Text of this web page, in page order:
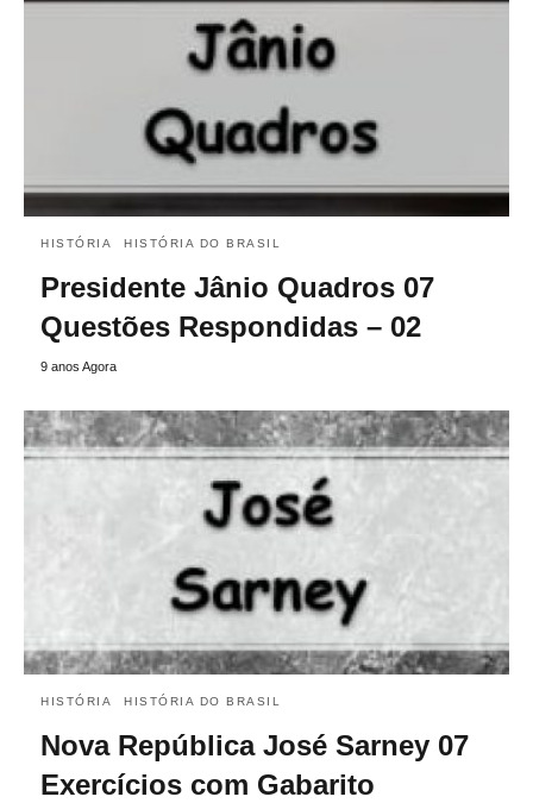
HISTÓRIA HISTÓRIA DO BRASIL
Presidente Jânio Quadros 07
Questões Respondidas – 02
9 anos Agora
HISTÓRIA HISTÓRIA DO BRASIL
Nova República José Sarney 07
Exercícios com Gabarito